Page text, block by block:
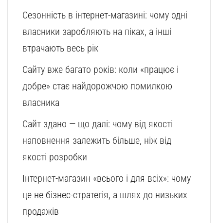
Сезонність в інтернет-магазині: чому одні
власники заробляють на піках, а інші
втрачають весь рік
Сайту вже багато років: коли «працює і
добре» стає найдорожчою помилкою
власника
Сайт здано — що далі: чому від якості
наповнення залежить більше, ніж від
якості розробки
Інтернет-магазин «всього і для всіх»: чому
це не бізнес-стратегія, а шлях до низьких
продажів